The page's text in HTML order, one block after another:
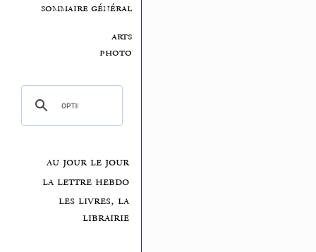
sommaire général
arts
photo
au jour le jour
la lettre hebdo
les livres, la
librairie